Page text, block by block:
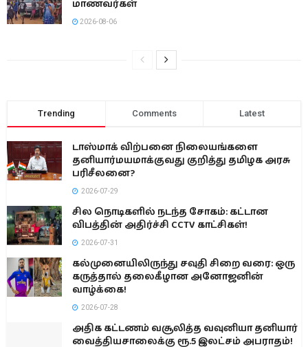
மாணவர்கள்
2026-08-06
Trending Comments Latest
டாஸ்மாக் விற்பனை நிலையங்களை
தனியார்மயமாக்குவது குறித்து தமிழக அரசு
பரிசீலனை?
2026-07-29
சில நொடிகளில் நடந்த சோகம்: கட்டான
விபத்தின் அதிர்ச்சி CCTV காட்சிகள்!
2026-07-31
கல்முனையிலிருந்து சவுதி சிறை வரை: ஒரு
கருத்தால் தலைகீழான அனோஜனின்
வாழ்க்கை!
2026-07-28
அதிக கட்டணம் வசூலித்த வவுனியா தனியார்
வைத்தியசாலைக்கு ரூ.5 இலட்சம் அபராதம்!